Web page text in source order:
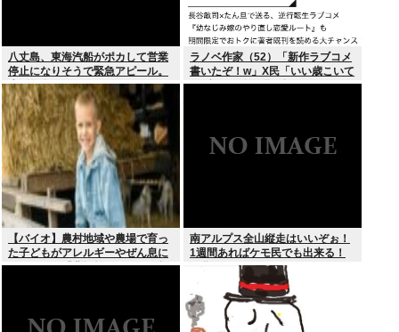
八丈島、東海汽船がポカして営業
停止になりそうで緊急アピール。
生活物資が届かなくなるかも。ア
シタバ以外に食うものがねえ
ラノベ作家（52）「新作ラブコメ
書いたぞ！w」X民「いい歳こいて
ラブコメ（笑）恥ずかしくない
【バイオ】農村地域や農場で育っ
た子どもがアレルギーやぜん息に
なりにくい「農場効果」を引き起
南アルプス全山縦走はいいぞぉ！
1週間あればケモ民でも出来る！
お盆休みにやってみなイカ？